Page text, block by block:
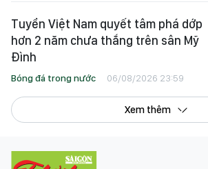
Tuyển Việt Nam quyết tâm phá dớp
hơn 2 năm chưa thắng trên sân Mỹ
Đình
Bóng đá trong nước 06/08/2026 23:59
Xem thêm